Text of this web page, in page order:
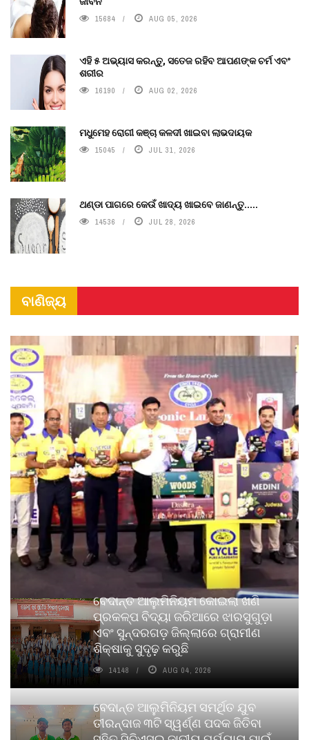
15684 AUG 05, 2026
ଏହି ୫ ଅଭ୍ୟାସ କରନ୍ତୁ, ସତେଜ ରହିବ ଆପଣଙ୍କ ଚର୍ମ ଏବଂ
ଶରୀର
16190 AUG 02, 2026
ମଧୁମେହ ରୋଗୀ କଞ୍ଚା କଳଦୀ ଖାଇବା ଲାଭଦାୟକ
15045 JUL 31, 2026
ଥଣ୍ଡା ପାଗରେ କେଉଁ ଖାଦ୍ୟ ଖାଇବେ ଜାଣନ୍ତୁ.....
14536 JUL 28, 2026
ବାଣିଜ୍ୟ
ବେଦାନ୍ତ ଆଲୁମିନିୟମ କୋଇଲା ଖଣି
ପ୍ରକଳ୍ପ ବିଦ୍ୟା ଜରିଆରେ ଝାରସୁଗୁଡ଼ା
ଏବଂ ସୁନ୍ଦରଗଡ଼ ଜିଲ୍ଲାରେ ଗ୍ରାମୀଣ
ଶିକ୍ଷାକୁ ସୁଦୃଢ଼ କରୁଛି
14148 AUG 04, 2026
ବେଦାନ୍ତ ଆଲୁମିନିୟମ ସମର୍ଥିତ ଯୁବ
ତୀରନ୍ଦାଜ ୩ଟି ସ୍ୱର୍ଣ୍ଣ ପଦକ ଜିତିବା